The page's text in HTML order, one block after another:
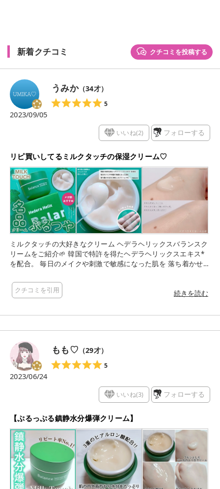
新着クチコミ クチコミを投稿する
うみか（34才）
5
2023/09/05
いいね(2) フォローする
リピ買いしてるミルクタッチの保湿クリーム♡
ミルクタッチの大好きなクリーム ヘデラヘリックスバランスク
リームをご紹介🌱 韓国で特許を得たヘデラヘリックスエキス*
を配合。 毎日のメイクや刺激で敏感になった肌を 落ち着かせる
のですが すでに自分でもリピしているお気に入りのクリームで
す。 こっくりとしたテクスチャーは 伸びが良くてなめらか！
K！ 保湿力高めなのにベタつきすぎないのも好きなポイントで
す🥰 同じラインのシートマスクと合わせて使うのもおすすめで
す〜！ *整肌成分 ミルクタッチ様よりいただきました✨ 素敵な
お品物をありがとうございました♡ 気になっている方のご参考
に 少しでもなりますと幸いです！
クチコミを引用 続きを読む
もも♡ （29才）
5
2023/06/24
いいね(3) フォローする
【ぷるっぷる鎮静水分爆弾クリーム】